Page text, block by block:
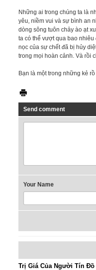
Những ai trong chúng ta là
yêu, niềm vui và sự bình an
dòng sông tuôn chảy ào ạt
ta có thể vượt qua bao
nọc của sự chết đã bị hủy
trong mọi hoàn cảnh. Và rồi
Bạn là một trong những kẻ
Send comment
Your Name
Trị Giá Của Người Tín